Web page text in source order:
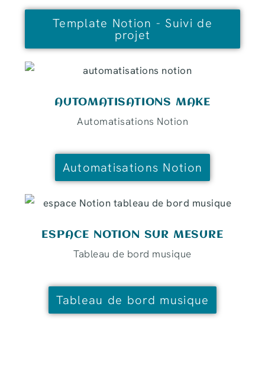
Template Notion - Suivi de
projet
AUTOMATISATIONS MAKE
Automatisations Notion
Automatisations Notion
ESPACE NOTION SUR MESURE
Tableau de bord musique
Tableau de bord musique